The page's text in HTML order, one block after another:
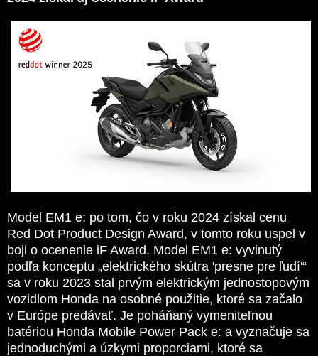
Model EM1 e: po tom, čo v roku 2024 získal cenu
Red Dot Product Design Award, v tomto roku uspel v
boji o ocenenie iF Award. Model EM1 e: vyvinutý
podľa konceptu „elektrického skútra 'presne pre ľudí'“
sa v roku 2023 stal prvým elektrickým jednostopovým
vozidlom Honda na osobné použitie, ktoré sa začalo
v Európe predávať. Je poháňaný vymeniteľnou
batériou Honda Mobile Power Pack e: a vyznačuje sa
jednoduchými a úzkymi proporciami, ktoré sa